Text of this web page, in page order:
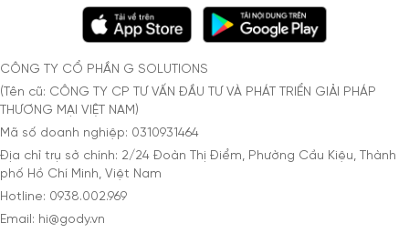
CÔNG TY CỔ PHẦN G SOLUTIONS
(Tên cũ: CÔNG TY CP TƯ VẤN ĐẦU TƯ VÀ PHÁT TRIỂN GIẢI PHÁP
THƯƠNG MẠI VIỆT NAM)
Mã số doanh nghiệp: 0310931464
Địa chỉ trụ sở chính: 2/24 Đoàn Thị Điểm, Phường Cầu Kiệu, Thành
phố Hồ Chí Minh, Việt Nam
Hotline: 0938.002.969
Email: hi@gody.vn